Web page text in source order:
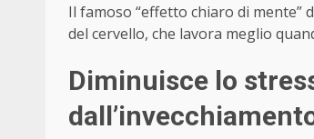
Il famoso “effetto chiaro di mente”
del cervello, che lavora meglio
Diminuisce lo